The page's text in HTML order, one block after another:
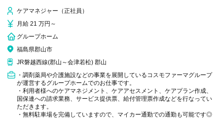
ケアマネジャー（正社員）
月給 21 万円～
グループホーム
福島県郡山市
JR磐越西線(郡山～会津若松) 郡山
・調剤薬局や介護施設などの事業を展開しているコスモファーマグループ
が運営するグループホームでのお仕事です。
・利用者様へのケアマネジメント、ケアアセスメント、ケアプラン作成、
国保連への請求業務、サービス提供票、給付管理票作成などを行なってい
ただきます。
・無料駐車場を完備していますので、マイカー通勤での通勤も可能です◎